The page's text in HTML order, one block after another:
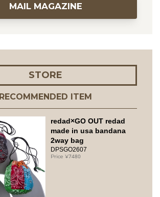
MAIL MAGAZINE
STORE
RECOMMENDED ITEM
redad×GO OUT redad
made in usa bandana
2way bag
DPSGO2607
7480